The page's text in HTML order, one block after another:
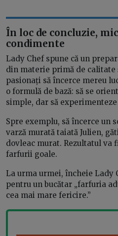
În loc de concluzie,
condimente
Lady Chef spune că un
din materie primă de calitate
pasionați să încerce mereu
o formulă de bază: să se
simple, dar să
Spre exemplu, să încerce un
varză murată taiată Julien,
dovleac murat. Rezultatul va
farfurii goale.
La urma urmei, încheie Lady
pentru un bucătar „farfuria
cea mai mare fericire.”